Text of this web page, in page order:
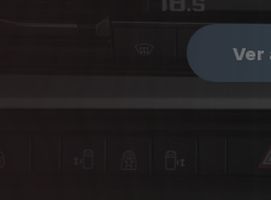
Ver